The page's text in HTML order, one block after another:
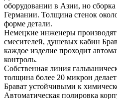
оборудовании в Азии, но
Германии. Толщина стенок
форме детали.
Немецкие инженеры производят
смесителей, душевых кабин
каждое изделие проходит
контроль.
Собственная линия
толщина более 20 микрон
Брават устойчивыми к
Автоматическая полировка